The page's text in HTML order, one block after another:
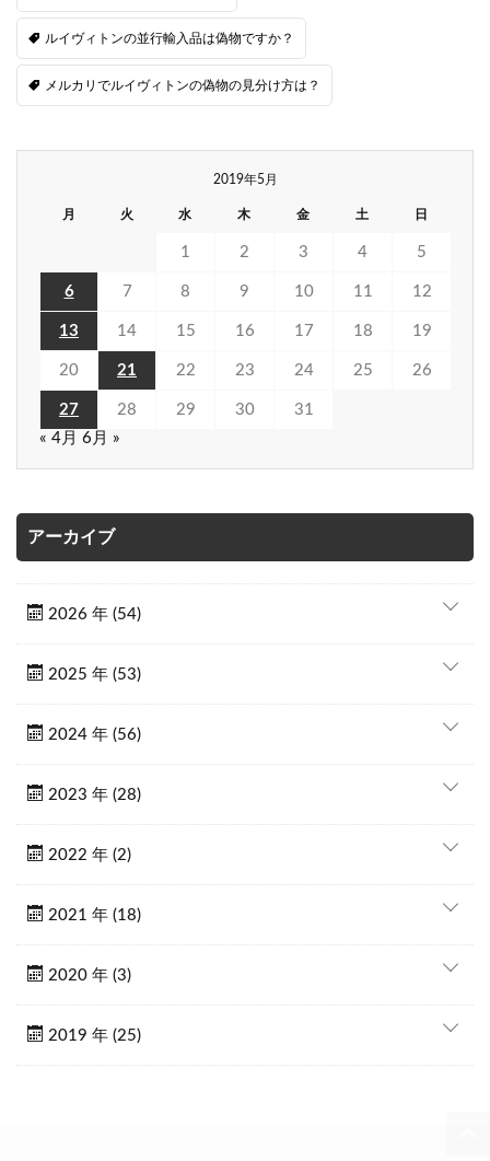
ルイヴィトンの並行輸入品は偽物ですか？
メルカリでルイヴィトンの偽物の見分け方は？
2019年5月
月 火 水 木 金 土 日
1 2 3 4 5
6 7 8 9 10 11 12
13 14 15 16 17 18 19
20 21 22 23 24 25 26
27 28 29 30
31
« 4月 6月 »
アーカイブ
2026 年 (54)
2025 年 (53)
2024 年 (56)
2023 年 (28)
2022 年 (2)
2021 年 (18)
2020 年 (3)
2019 年 (25)